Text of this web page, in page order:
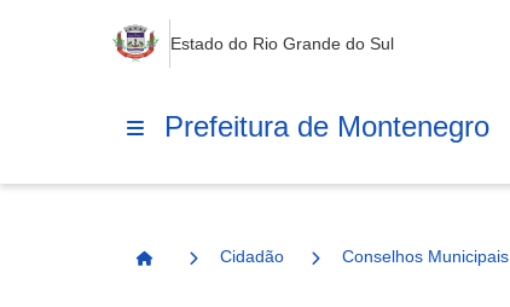
Estado do Rio Grande do Sul
Prefeitura de Montenegro
Página Inicial
Cidadão Conselhos Municipais